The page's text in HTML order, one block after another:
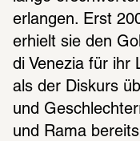
erlan­gen. Erst
erhielt sie den
di Vene­zia für ihr
als der Diskurs
und
und Rama